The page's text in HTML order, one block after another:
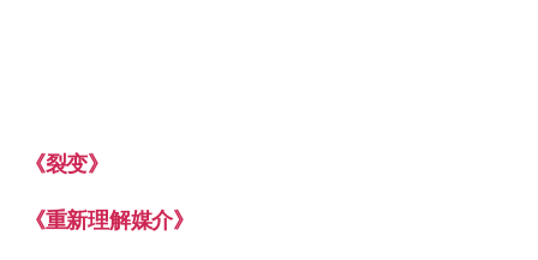
《裂变》
《重新理解媒介》